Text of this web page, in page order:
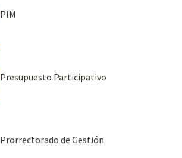
PIM
Presupuesto Participativo
Prorrectorado de Gestión